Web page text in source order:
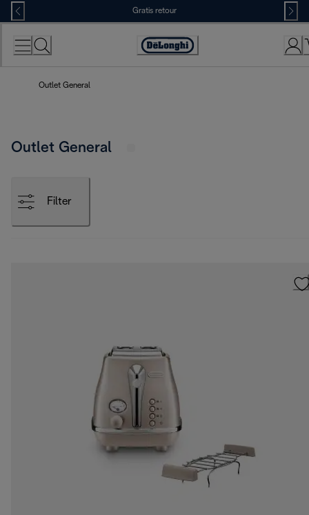
Skip
to
Content
Gratis retour
Accessibility
Outlet General
Outlet General
Filter